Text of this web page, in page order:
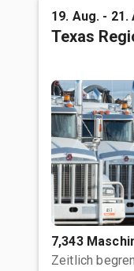
19. Aug. - 21.
Texas
7,343
Zeitlich